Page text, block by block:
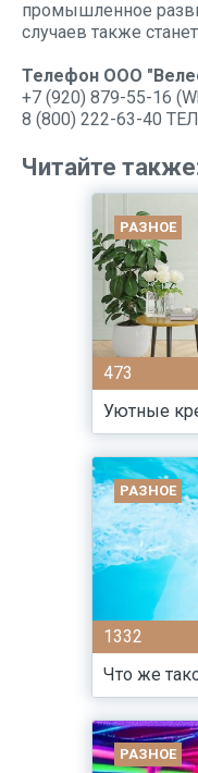
промышленное
случаев также
Телефон ООО
+7 (920) 879-55-16
8 (800) 222-63-40
Читайте
РАЗНОЕ
473
Уютные
РАЗНОЕ
1332
Что же
РАЗНОЕ